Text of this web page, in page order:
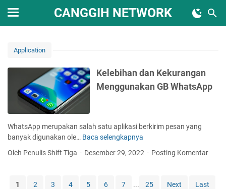
CANGGIH NETWORK
Application
Kelebihan dan Kekurangan
Menggunakan GB WhatsApp
WhatsApp merupakan salah satu aplikasi berkirim pesan yang
banyak digunakan ole… Baca selengkapnya
b
Oleh Penulis Shift Tiga Desember 29, 2022 Posting Komentar
1 2 3 4 5 6 7 ... 25 Next Last